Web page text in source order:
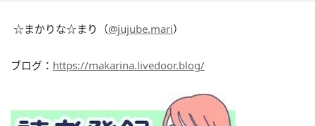
☆まかりな☆まり（@jujube.mari）
ブログ： https://makarina.livedoor.blog/